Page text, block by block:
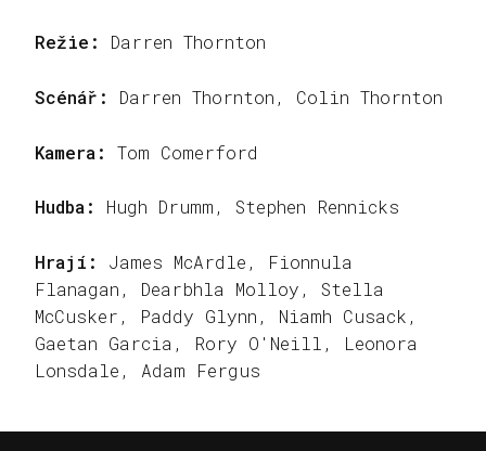
Režie: Darren Thornton
Scénář: Darren Thornton, Colin Thornton
Kamera: Tom Comerford
Hudba: Hugh Drumm, Stephen Rennicks
Hrají: James McArdle, Fionnula
Flanagan, Dearbhla Molloy, Stella
McCusker, Paddy Glynn, Niamh Cusack,
Gaetan Garcia, Rory O'Neill, Leonora
Lonsdale, Adam Fergus